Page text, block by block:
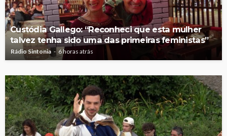
Custódia Gallego: “Reconheci que esta mulher
talvez tenha sido uma das primeiras feministas”
Rádio Sintonia 6 horas atrás